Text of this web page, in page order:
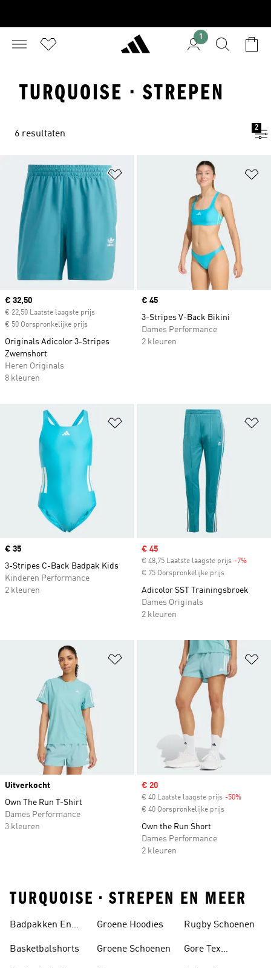
1
TURQUOISE · STREPEN
6 resultaten
2
Op verlanglijst zetten
Current price
€ 32,50
€ 22,50 Laatste laagste prijs
€ 50 Oorspronkelijke prijs
Originals Adicolor 3-Stripes
Zwemshort
Heren Originals
8 kleuren
Price
€ 45
3-Stripes V-Back Bikini
Dames Performance
2 kleuren
Op verlanglijst zetten
Price
€ 35
3-Stripes C-Back Badpak Kids
Kinderen Performance
2 kleuren
Sale price
€ 45
€ 48,75 Laatste laagste prijs -7%
€ 75 Oorspronkelijke prijs
Adicolor SST Trainingsbroek
Dames Originals
2 kleuren
Op verlanglijst zetten
Uitverkocht
Own The Run T-Shirt
Dames Performance
3 kleuren
Sale price
€ 20
€ 40 Laatste laagste prijs -50%
€ 40 Oorspronkelijke prijs
Own the Run Short
Dames Performance
2 kleuren
TURQUOISE • STREPEN EN MEER
Badpakken En
Basketbalshorts
Groene Hoodies
Groene Schoenen
Rugby Schoenen
Gore Tex